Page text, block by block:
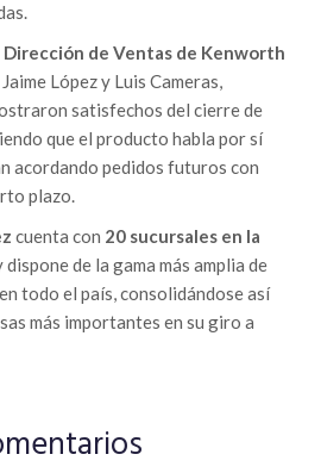
Dirección de Ventas de Kenworth
López y Luis Cameras,
satisfechos del cierre de
que el producto habla por sí
acordando pedidos futuros con
plazo.
cuenta con 20 sucursales en la
dispone de la gama más amplia de
todo el país, consolidándose así
más importantes en su giro a